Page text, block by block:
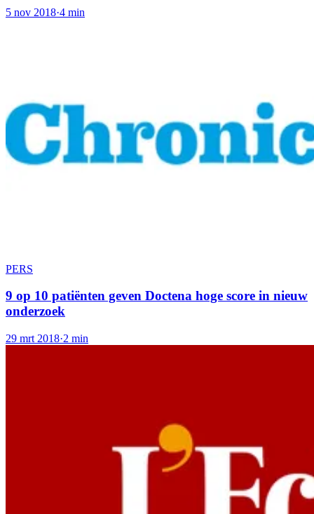
5 nov 2018·4 min
PERS
9 op 10 patiënten geven Doctena hoge score in nieuw
onderzoek
29 mrt 2018·2 min